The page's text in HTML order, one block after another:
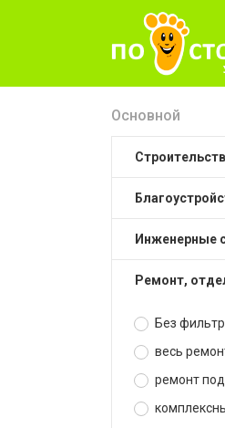
Основной
инженерные
ремонт,
Без
весь
ремонт